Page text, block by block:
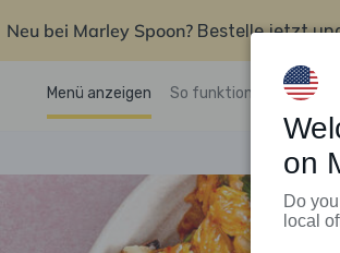
Neu bei Marley Spoon? Bestelle jetzt
Menü anzeigen So funktioniert’s
on
Do
local